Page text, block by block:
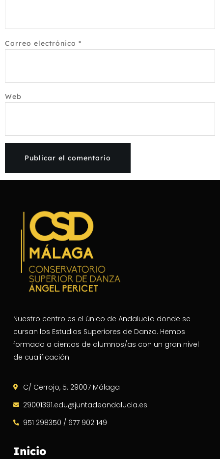
Correo electrónico *
Web
Nuestro centro es el único de Andalucía donde se
cursan los Estudios Superiores de Danza. Hemos
formado a cientos de alumnos/as con un gran nivel
de cualificación.
C/ Cerrojo, 5. 29007 Málaga
29001391.edu@juntadeandalucia.es
951 298350 / 677 902 149
Inicio